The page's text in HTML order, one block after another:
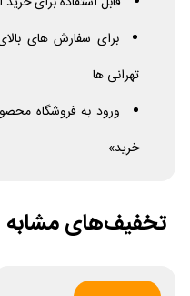
تهرانی ها
ورود به فروشگاه
خرید»
تخفیف‌های مشابه